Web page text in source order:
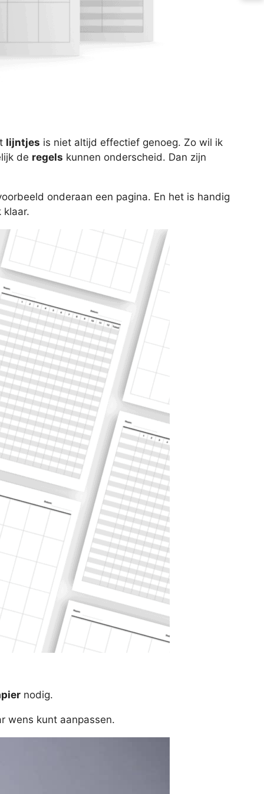
lijntjes is niet altijd effectief genoeg. Zo wil ik
de regels kunnen onderscheid. Dan zijn
onderaan een pagina. En het is handig
klaar.
nodig.
wens kunt aanpassen.